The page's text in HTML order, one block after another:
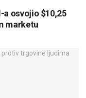
osvojio $10,25
marketu